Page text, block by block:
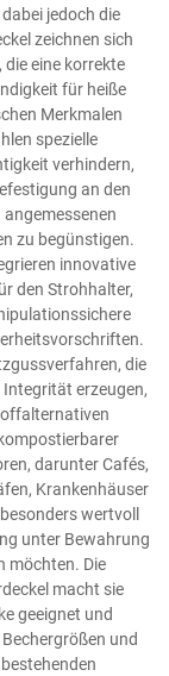
jedoch die
zeichnen sich
eine korrekte
für heiße
Merkmalen
spezielle
verhindern,
an den
zu begünstigen.
innovative
den Strohhalter,
die
erzeugen,
darunter Cafés,
Krankenhäuser
wertvoll
unter Bewahrung
möchten. Die
macht sie
geeignet und
und